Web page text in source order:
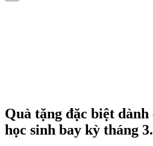
Quà tặng đặc biệt dành
học sinh bay kỳ tháng